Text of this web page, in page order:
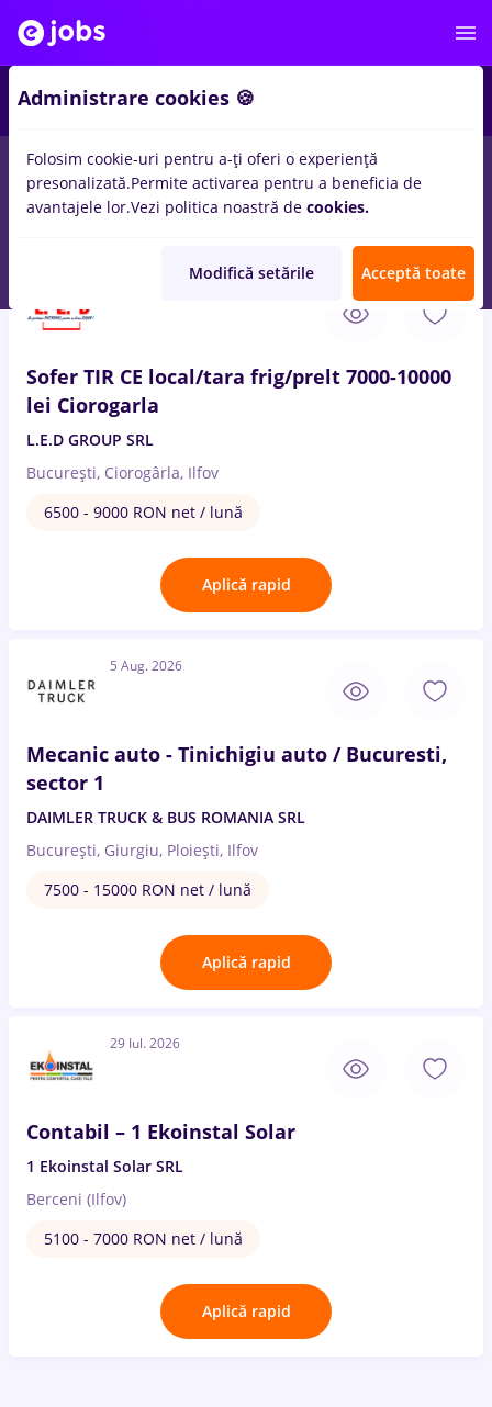
Remote (de acasă) București Cluj-Napoca
Sofer TIR CE local/tara frig/prelt 7000-10000
lei Ciorogarla
L.E.D GROUP SRL
București, Ciorogârla, Ilfov
6500 - 9000 RON net / lună
Aplică rapid
5 Aug. 2026
Mecanic auto - Tinichigiu auto / Bucuresti,
sector 1
DAIMLER TRUCK & BUS ROMANIA SRL
București, Giurgiu, Ploiești, Ilfov
7500 - 15000 RON net / lună
Aplică rapid
29 Iul. 2026
Contabil – 1 Ekoinstal Solar
1 Ekoinstal Solar SRL
Berceni (Ilfov)
5100 - 7000 RON net / lună
Aplică rapid
Administrare cookies 🍪
Folosim cookie-uri pentru a-ți oferi o experiență
presonalizată.Permite activarea pentru a beneficia de
avantajele lor.Vezi politica noastră de cookies.
Modifică setările Acceptă toate